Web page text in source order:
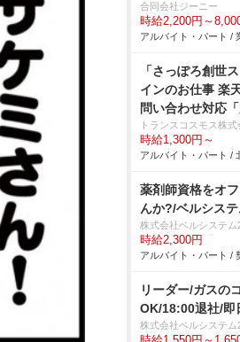
合同会社ジーニー
時給2,200円～
アルバイト・パート /
「さっぽろ創世
インのお仕事 楽
問い合わせ対応「
トランスコスモス株式
時給1,300円～
アルバイト・パート /
薬剤師資格をオ
んか?/ベルシス
株式会社ベルシステム
時給2,300円
アルバイト・パート /
リーダー/ガスの
OK/18:00退社/即
株式会社ベルシステム